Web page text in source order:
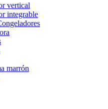
vertical
integrable
marrón